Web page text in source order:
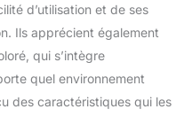
d’utilisation et de ses
Ils apprécient également
qui s’intègre
quel environnement
des caractéristiques qui les